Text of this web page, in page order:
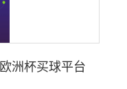
洲杯买球平台